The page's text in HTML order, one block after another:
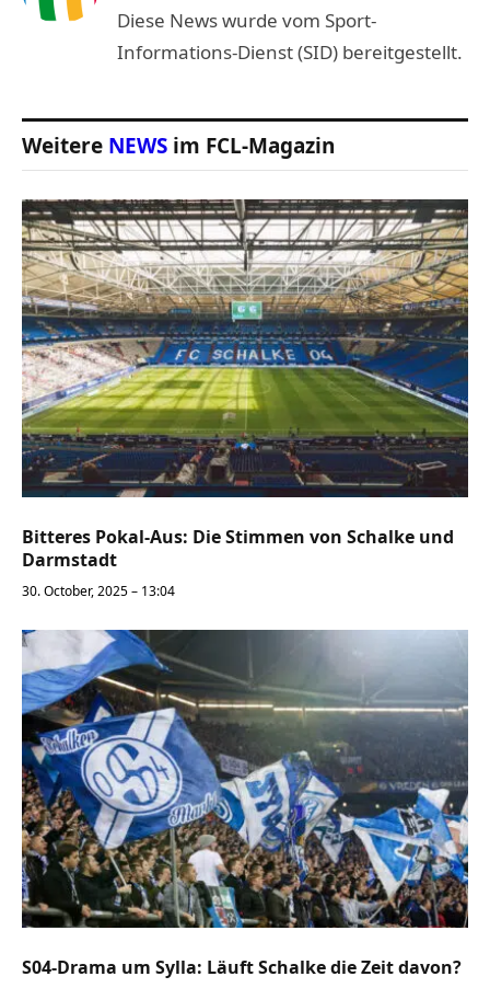
Diese News wurde vom Sport-
Informations-Dienst (SID) bereitgestellt.
Weitere NEWS im FCL-Magazin
Bitteres Pokal-Aus: Die Stimmen von Schalke und
Darmstadt
30. October, 2025 – 13:04
S04-Drama um Sylla: Läuft Schalke die Zeit davon?